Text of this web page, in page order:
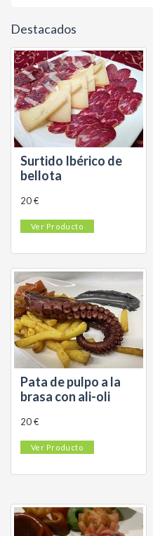
Destacados
Surtido Ibérico de
bellota
20 €
Ver Producto
Pata de pulpo a la
brasa con ali-oli
20 €
Ver Producto